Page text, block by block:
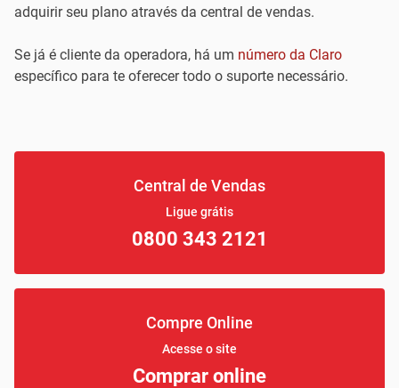
adquirir seu plano através da central de vendas.
Se já é cliente da operadora, há um número da Claro
específico para te oferecer todo o suporte necessário.
Central de Vendas
Ligue grátis
0800 343 2121
Compre Online
Acesse o site
Comprar online